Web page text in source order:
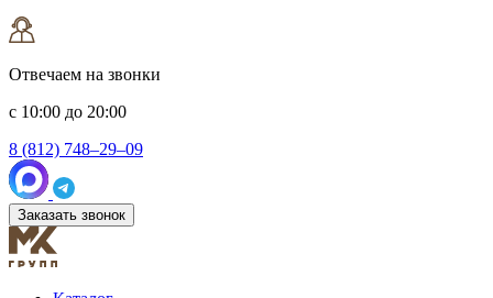
Отвечаем на звонки
с 10:00 до 20:00
8 (812) 748–29–09
Заказать звонок